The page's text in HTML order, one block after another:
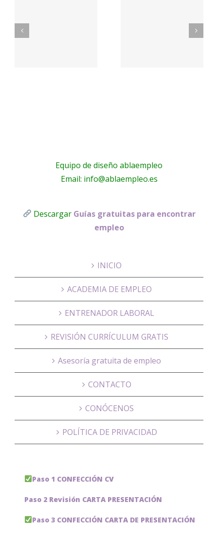
Contacto
– Aceites
Equipo de diseño ablaempleo
Email: info@ablaempleo.es
Descargar Guías gratuitas para encontrar
empleo
INICIO
ACADEMIA DE EMPLEO
ENTRENADOR LABORAL
REVISIÓN CURRÍCULUM GRATIS
Asesoría gratuita de empleo
CONTACTO
CONÓCENOS
POLÍTICA DE PRIVACIDAD
Paso 1 CONFECCIÓN CV
Paso 2 Revisión CARTA PRESENTACIÓN
Paso 3 CONFECCIÓN CARTA DE PRESENTACIÓN